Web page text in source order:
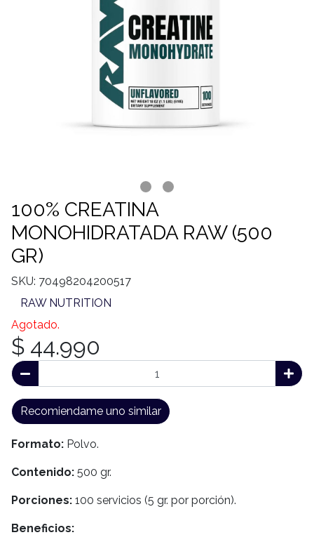
100% CREATINA
MONOHIDRATADA RAW (500
GR)
SKU: 70498204200517
RAW NUTRITION
Agotado.
$ 44.990
Recomiendame uno similar
Formato: Polvo.
Contenido: 500 gr.
Porciones: 100 servicios (5 gr. por porción).
Beneficios: